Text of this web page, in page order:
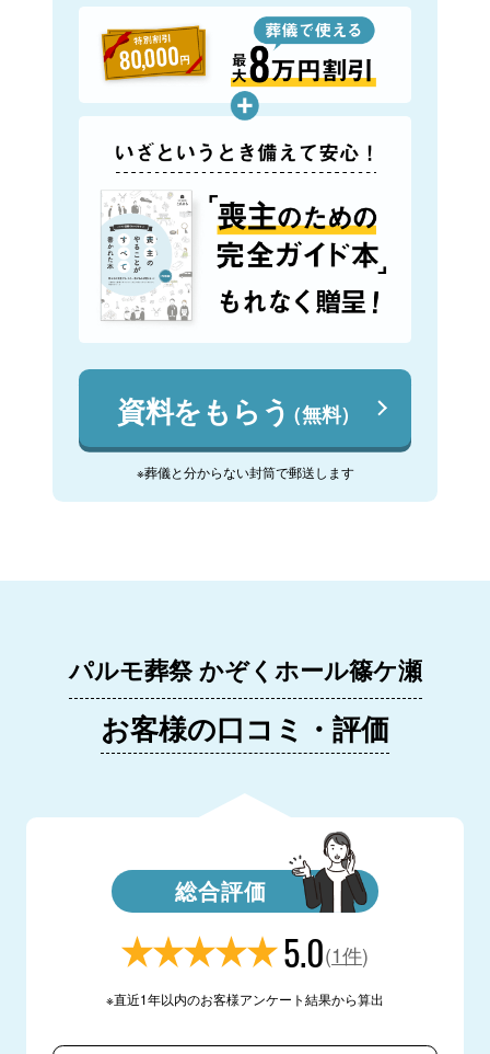
資料をもらう（無料）
※葬儀と分からない封筒で郵送します
パルモ葬祭 かぞくホール篠ケ瀬
お客様の口コミ・評価
総合評価
5.0(1件)
※直近1年以内のお客様アンケート結果から算出